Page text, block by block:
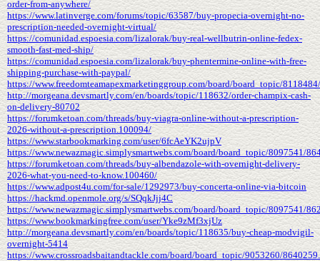
order-from-anywhere/
https://www.latinverge.com/forums/topic/63587/buy-propecia-overnight-no-
prescription-needed-overnight-virtual/
https://comunidad.espoesia.com/lizalorak/buy-real-wellbutrin-online-fedex-
smooth-fast-med-ship/
https://comunidad.espoesia.com/lizalorak/buy-phentermine-online-with-free-
shipping-purchase-with-paypal/
https://www.freedomteamapexmarketinggroup.com/board/board_topic/
http://morgeana.devsmartly.com/en/boards/topic/118632/order-champix-cash-
on-delivery-80702
https://forumketoan.com/threads/buy-viagra-online-without-a-prescription-
2026-without-a-prescription.100094/
https://www.starbookmarking.com/user/6fcAeYK2ujpV
https://www.newazmagic.simplysmartwebs.com/board/board_topic/8097541/
https://forumketoan.com/threads/buy-albendazole-with-overnight-delivery-
2026-what-you-need-to-know.100460/
https://www.adpost4u.com/for-sale/1292973/buy-concerta-online-via-bitcoin
https://hackmd.openmole.org/s/SQqkJjj4C
https://www.newazmagic.simplysmartwebs.com/board/board_topic/8097541/
https://www.bookmarkingfree.com/user/Yke9zMf3xjUz
http://morgeana.devsmartly.com/en/boards/topic/118635/buy-cheap-modvigil-
overnight-5414
https://www.crossroadsbaitandtackle.com/board/board_topic/9053260/